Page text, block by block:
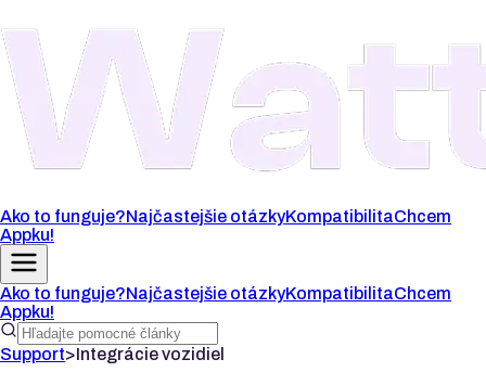
Ako to funguje?Najčastejšie otázkyKompatibilitaChcem
Appku!
Ako to funguje?Najčastejšie otázkyKompatibilitaChcem
Appku!
Support>Integrácie vozidiel